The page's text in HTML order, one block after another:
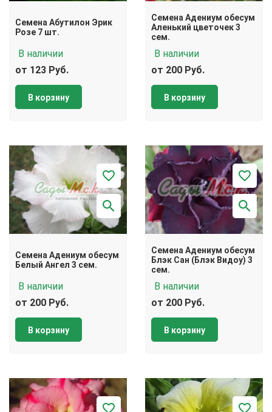
Семена Абутилон Эрик
Розе 7 шт.
В наличии
от 123 Руб.
В корзину
Семена Адениум обесум
Аленький цветочек 3
сем.
В наличии
от 200 Руб.
В корзину
Семена Адениум обесум
Белый Ангел 3 сем.
В наличии
от 200 Руб.
В корзину
Семена Адениум обесум
Блэк Сан (Блэк Видоу) 3
сем.
В наличии
от 200 Руб.
В корзину